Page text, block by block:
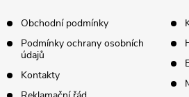
Obchodní podmínky
Podmínky ochrany osobních
údajů
Kontakty